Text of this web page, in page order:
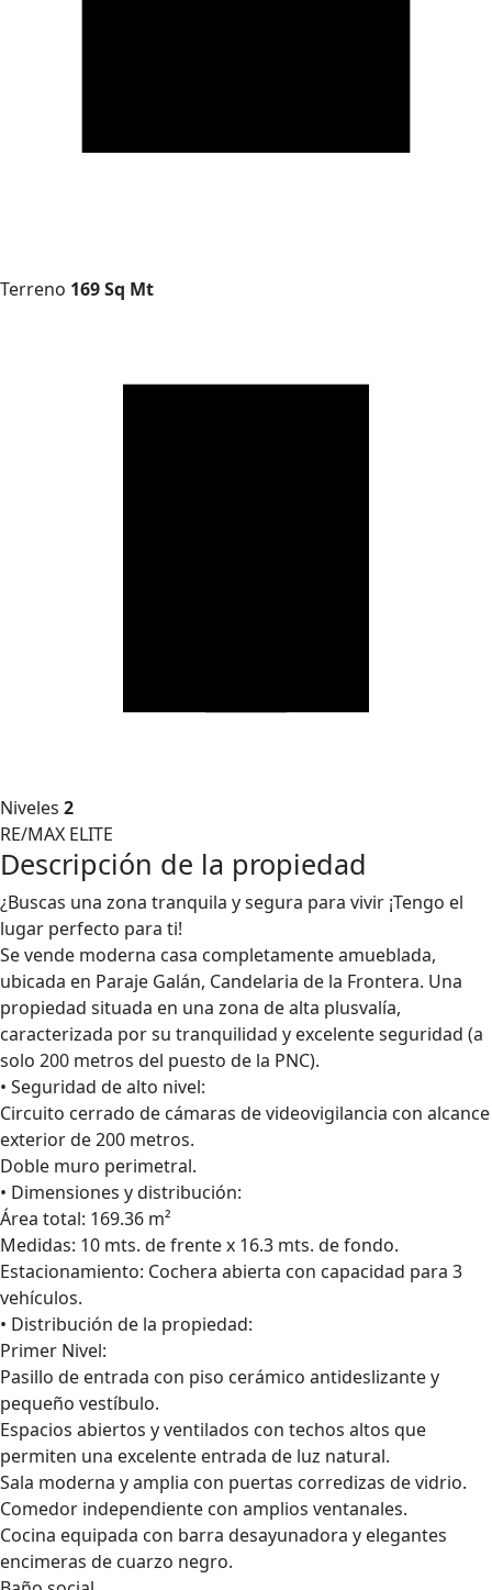
Terreno 169 Sq Mt
Niveles 2
RE/MAX ELITE
Descripción de la propiedad
¿Buscas una zona tranquila y segura para vivir ¡Tengo el
lugar perfecto para ti!
Se vende moderna casa completamente amueblada,
ubicada en Paraje Galán, Candelaria de la Frontera. Una
propiedad situada en una zona de alta plusvalía,
caracterizada por su tranquilidad y excelente seguridad (a
solo 200 metros del puesto de la PNC).
• Seguridad de alto nivel:
Circuito cerrado de cámaras de videovigilancia con alcance
exterior de 200 metros.
Doble muro perimetral.
• Dimensiones y distribución:
Área total: 169.36 m²
Medidas: 10 mts. de frente x 16.3 mts. de fondo.
Estacionamiento: Cochera abierta con capacidad para 3
vehículos.
• Distribución de la propiedad:
Primer Nivel:
Pasillo de entrada con piso cerámico antideslizante y
pequeño vestíbulo.
Espacios abiertos y ventilados con techos altos que
permiten una excelente entrada de luz natural.
Sala moderna y amplia con puertas corredizas de vidrio.
Comedor independiente con amplios ventanales.
Cocina equipada con barra desayunadora y elegantes
encimeras de cuarzo negro.